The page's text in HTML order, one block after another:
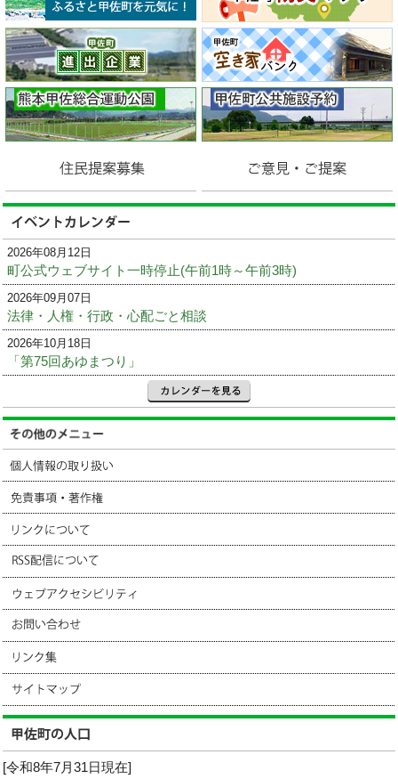
2026年08月12日
町公式ウェブサイト一時停止(午前1時～午前3時)
2026年09月07日
法律・人権・行政・心配ごと相談
2026年10月18日
「第75回あゆまつり」
[令和8年7月31日現在]